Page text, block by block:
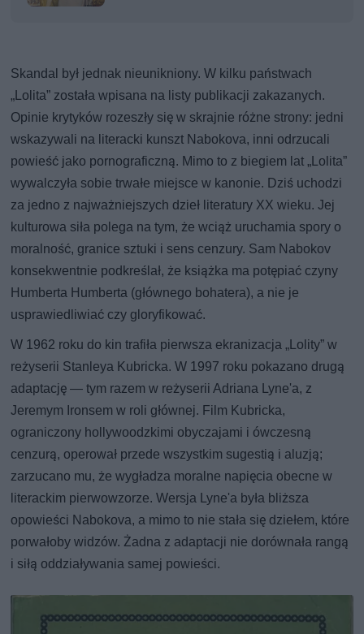
Skandal był jednak nieunikniony. W kilku państwach
„Lolita” została wpisana na listy publikacji zakazanych.
Opinie krytyków rozeszły się w skrajnie różne strony: jedni
wskazywali na literacki kunszt Nabokova, inni odrzucali
powieść jako pornograficzną. Mimo to z biegiem lat „Lolita”
wywalczyła sobie trwałe miejsce w kanonie. Dziś uchodzi
za jedno z najważniejszych dzieł literatury XX wieku. Jej
kulturowa siła polega na tym, że wciąż uruchamia spory o
moralność, granice sztuki i sens cenzury. Sam Nabokov
konsekwentnie podkreślał, że książka ma potępiać czyny
Humberta Humberta (głównego bohatera), a nie je
usprawiedliwiać czy gloryfikować.
W 1962 roku do kin trafiła pierwsza ekranizacja „Lolity” w
reżyserii Stanleya Kubricka. W 1997 roku pokazano drugą
adaptację — tym razem w reżyserii Adriana Lyne'a, z
Jeremym Ironsem w roli głównej. Film Kubricka,
ograniczony hollywoodzkimi obyczajami i ówczesną
cenzurą, operował przede wszystkim sugestią i aluzją;
zarzucano mu, że wygładza moralne napięcia obecne w
literackim pierwowzorze. Wersja Lyne'a była bliższa
opowieści Nabokova, a mimo to nie stała się dziełem, które
porwałoby widzów. Żadna z adaptacji nie dorównała rangą
i siłą oddziaływania samej powieści.